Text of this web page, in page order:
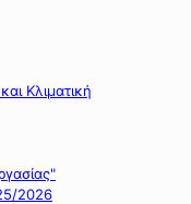
Κλιματική
2026